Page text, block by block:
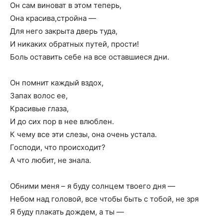
Он сам виноват в этом теперь,
Она красива,стройна —
Для него закрыта дверь туда,
И никаких обратных путей, прости!
Боль оставить себе на все оставшиеся дни.
Он помнит каждый вздох,
Запах волос ее,
Красивые глаза,
И до сих пор в нее влюблен.
К чему все эти слезы, она очень устала.
Господи, что происходит?
А что любит, не знала.
Обними меня – я буду солнцем твоего дня —
Небом над головой, все чтобы быть с тобой, не зря
Я буду плакать дождем, а ты —